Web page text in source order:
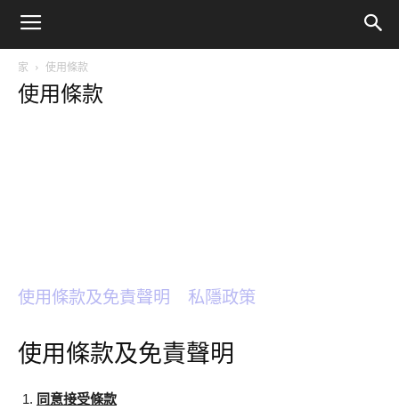
家 使用條款
使用條款
使用條款及免責聲明 私隱政策
使用條款及免責聲明
同意接受條款